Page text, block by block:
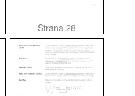
Strana 28